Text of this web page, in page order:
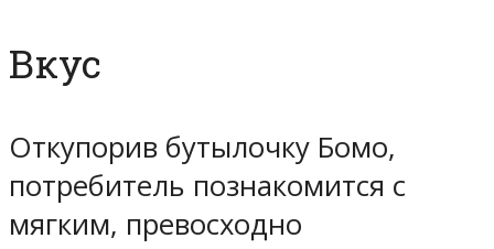
Вкус
Откупорив бутылочку Бомо,
потребитель познакомится с
мягким, превосходно